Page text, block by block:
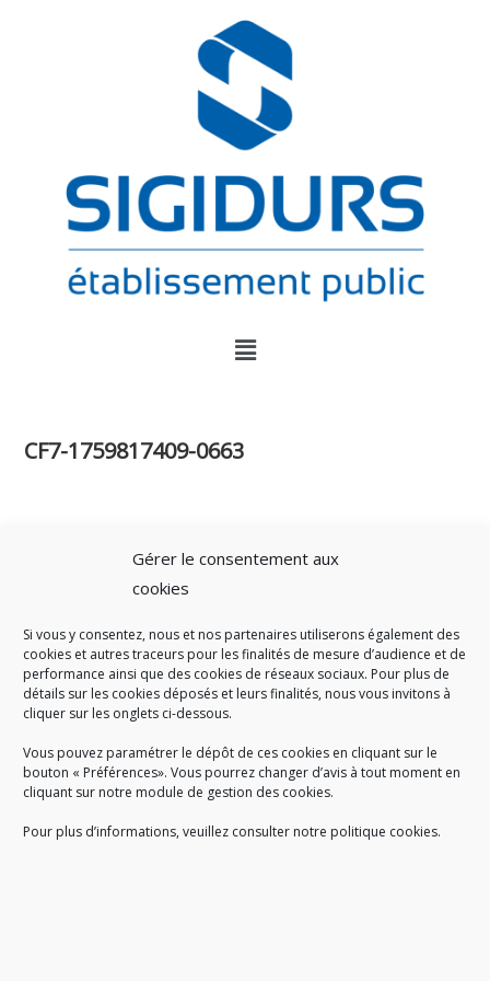
Gérer le consentement aux
cookies
Si vous y consentez, nous et nos partenaires utiliserons également des
cookies et autres traceurs pour les finalités de mesure d’audience et de
performance ainsi que des cookies de réseaux sociaux. Pour plus de
détails sur les cookies déposés et leurs finalités, nous vous invitons à
cliquer sur les onglets ci-dessous.
Vous pouvez paramétrer le dépôt de ces cookies en cliquant sur le
bouton « Préférences». Vous pourrez changer d’avis à tout moment en
cliquant sur notre module de gestion des cookies.
Pour plus d’informations, veuillez consulter notre politique cookies.
CF7-1759817409-0663
A SAVOIR
Créé en 1978, le Sigidurs est un établissement public quiexerce
des missions de service public : la prévention, la collecte et la
valorisation des déchets ménagers et assimilés produits par son
territoire.
Accueil du public :